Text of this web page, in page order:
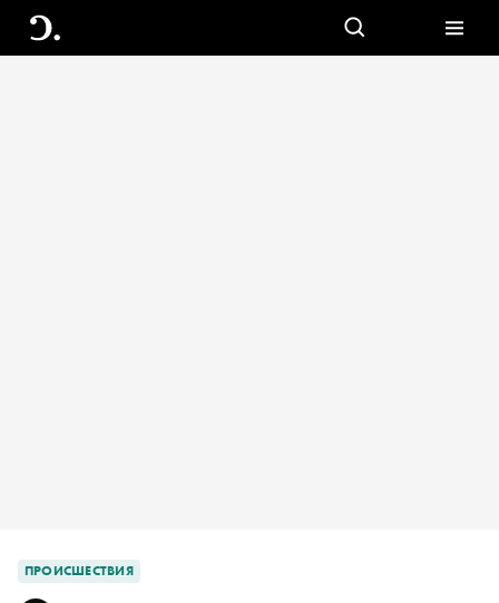
ПРОИСШЕСТВИЯ